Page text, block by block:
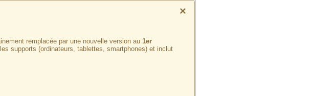
×
remplacée par une nouvelle version au 1er
supports (ordinateurs, tablettes, smartphones) et inclut